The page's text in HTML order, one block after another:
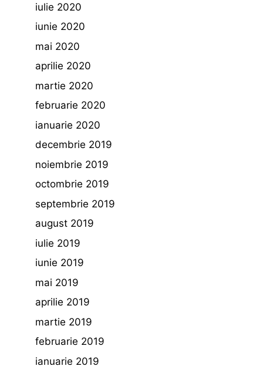
iulie 2020
iunie 2020
mai 2020
aprilie 2020
martie 2020
februarie 2020
ianuarie 2020
decembrie 2019
noiembrie 2019
octombrie 2019
septembrie 2019
august 2019
iulie 2019
iunie 2019
mai 2019
aprilie 2019
martie 2019
februarie 2019
ianuarie 2019